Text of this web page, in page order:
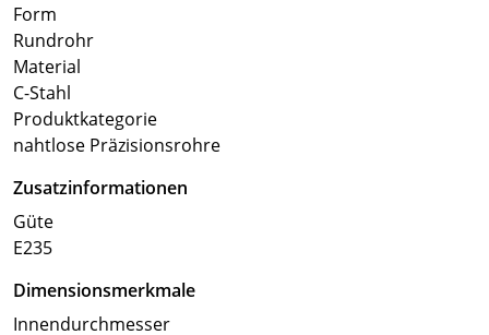
Form
Rundrohr
Material
C-Stahl
Produktkategorie
nahtlose Präzisionsrohre
Zusatzinformationen
Güte
E235
Dimensionsmerkmale
Innendurchmesser